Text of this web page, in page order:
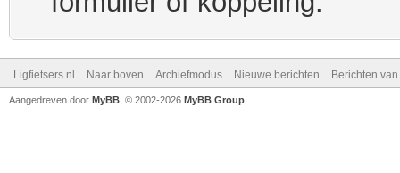
Ligfietsers.nl Naar boven Archiefmodus Nieuwe berichten Berichten
Aangedreven door MyBB , © 2002-2026 MyBB Group